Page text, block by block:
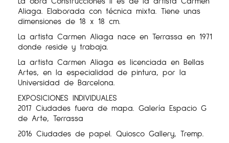
Aliaga. Elaborada con técnica mixta. Tiene unas
dimensiones de 18 x 18 cm.
La artista Carmen Aliaga nace en Terrassa en 1971
donde reside y trabaja.
La artista Carmen Aliaga es licenciada en Bellas
Artes, en la especialidad de pintura, por la
Universidad de Barcelona.
EXPOSICIONES INDIVIDUALES
2017 Ciudades fuera de mapa. Galería Espacio G
de Arte, Terrassa
2016 Ciudades de papel. Quiosco Gallery, Tremp.